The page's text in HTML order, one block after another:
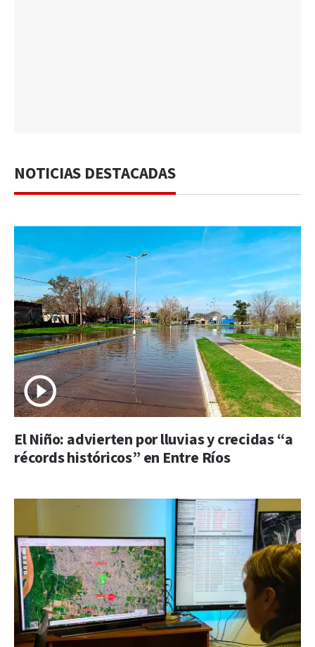
NOTICIAS DESTACADAS
El Niño: advierten por lluvias y crecidas “a
récords históricos” en Entre Ríos